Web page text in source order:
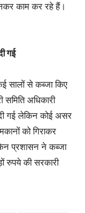
काम कर रहे हैं।
गई
सालों से कब्जा किए
अधिकारी
गई लेकिन कोई असर
को गिराकर
प्रशासन ने कब्जा
रुपये की सरकारी